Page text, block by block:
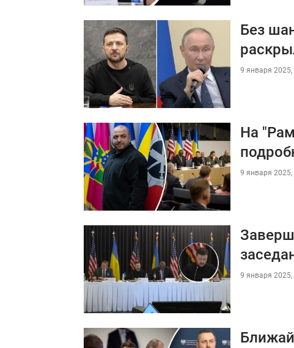
Без
9 января 2025,
На
9 января 2025,
9 января 2025,